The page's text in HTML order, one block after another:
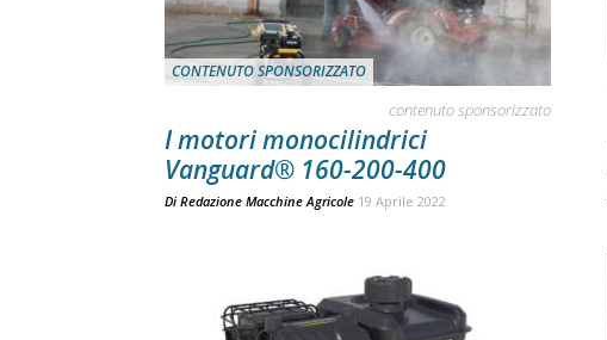
CONTENUTO SPONSORIZZATO
contenuto sponsorizzato
I motori monocilindrici
Vanguard® 160-200-400
Di Redazione Macchine Agricole 19 Aprile 2022